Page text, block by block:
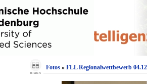
Fotos» FLL Regionalwettbewerb